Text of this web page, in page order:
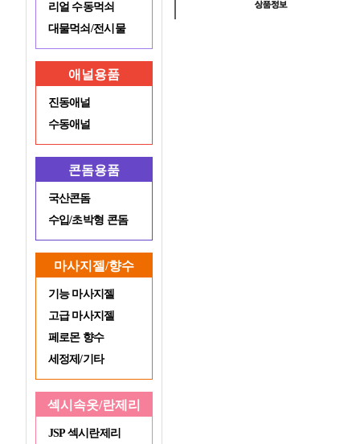
리얼 수동먹쇠
대물먹쇠/전시물
애널용품
진동애널
수동애널
콘돔용품
국산콘돔
수입/초박형 콘돔
마사지젤/향수
기능 마사지젤
고급 마사지젤
페로몬 향수
세정제/기타
섹시속옷/란제리
JSP 섹시란제리